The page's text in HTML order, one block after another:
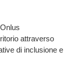
attraverso
di inclusione e